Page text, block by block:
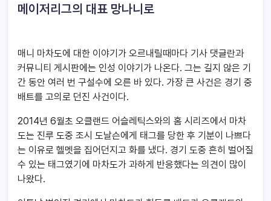
메이저리그의 대표 망나니로
매니 마차도에 대한 이야기가 오르내릴때마다 기사 댓글란과
커뮤니티 게시판에는 인성 이야기가 나온다. 그는 길지 않은 기
간 동안 여러 번 구설수에 오른 바 있다. 가장 큰 사건은 경기 중
배트를 고의로 던진 사건이다.
2014년 6월초 오클랜드 어슬레틱스와의 홈 시리즈에서 마차
도는 진루 도중 조시 도날슨에게 태그를 당한 후 기분이 나쁘다
는 이유로 헬멧을 집어던지고 화를 냈다. 경기 도중 흔히 벌어질
수 있는 태그였기에 마차도가 과하게 반응했다는 의견이 많이
나왔다.